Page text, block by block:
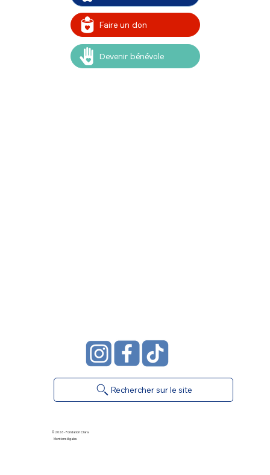
Faire un don
Devenir bénévole
Rechercher sur le site
© 2026 - Fondation Clara
Mentions légales